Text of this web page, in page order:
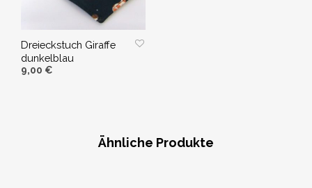
Dreieckstuch Giraffe
dunkelblau
9,00 €
Ähnliche Produkte